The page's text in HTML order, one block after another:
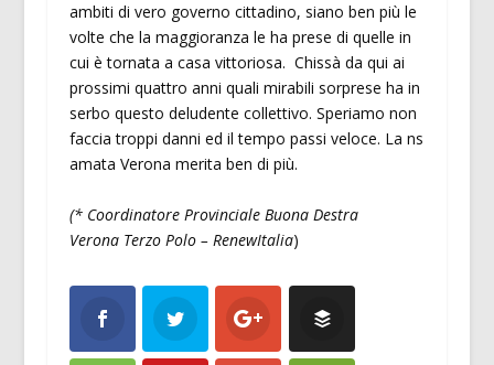
ambiti di vero governo cittadino, siano ben più le
volte che la maggioranza le ha prese di quelle in
cui è tornata a casa vittoriosa. Chissà da qui ai
prossimi quattro anni quali mirabili sorprese ha in
serbo questo deludente collettivo. Speriamo non
faccia troppi danni ed il tempo passi veloce. La ns
amata Verona merita ben di più.
(* Coordinatore Provinciale Buona Destra
Verona Terzo Polo – RenewItalia)